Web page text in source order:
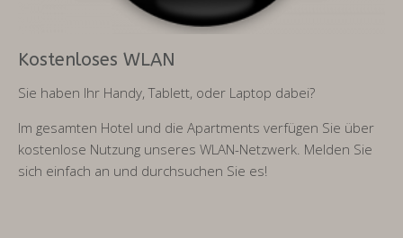
Kostenloses WLAN
Sie haben Ihr Handy, Tablett, oder Laptop dabei?
Im gesamten Hotel und die Apartments verfügen Sie über
kostenlose Nutzung unseres WLAN-Netzwerk. Melden Sie
sich einfach an und durchsuchen Sie es!